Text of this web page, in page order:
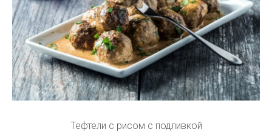
Тефтели с рисом с подливкой